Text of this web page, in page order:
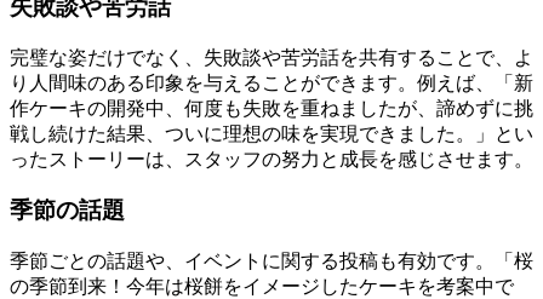
失敗談や苦労話
完璧な姿だけでなく、失敗談や苦労話を共有することで、よ
り人間味のある印象を与えることができます。例えば、「新
作ケーキの開発中、何度も失敗を重ねましたが、諦めずに挑
戦し続けた結果、ついに理想の味を実現できました。」とい
ったストーリーは、スタッフの努力と成長を感じさせます。
季節の話題
季節ごとの話題や、イベントに関する投稿も有効です。「桜
の季節到来！今年は桜餅をイメージしたケーキを考案中で